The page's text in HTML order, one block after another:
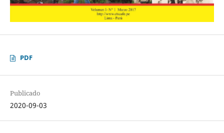
PDF
Publicado
2020-09-03